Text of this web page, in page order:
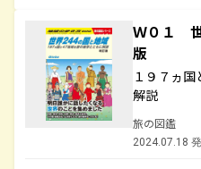
Ｗ０１
版
１９７ヵ
解説
旅の図鑑
2024.07.18